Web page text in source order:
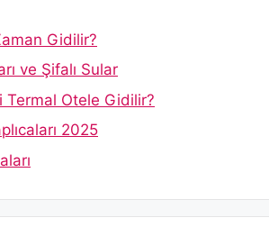
Gidilir?
ve Şifalı Sular
Termal Otele Gidilir?
2025